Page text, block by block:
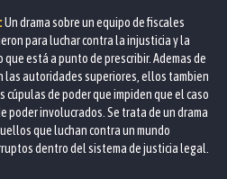
Un drama sobre un equipo de fiscales
para luchar contra la injusticia y la
está a punto de prescribir. Ademas de
las autoridades superiores, ellos tambien
de poder que impiden que el caso
poder involucrados. Se trata de un drama
que luchan contra un mundo
dentro del sistema de justicia legal.